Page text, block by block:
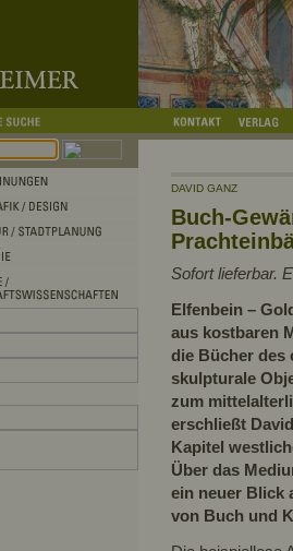
DAVID GANZ
Buch-
Sofort lieferbar.
Elfenbein –
aus kostbaren
die Bücher
skulpturale
zum
erschließt
Kapitel
Über das
ein neuer Blick
von Buch und